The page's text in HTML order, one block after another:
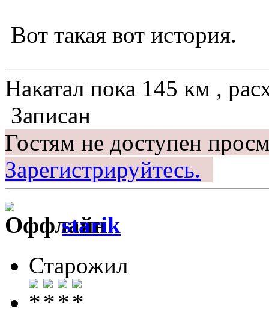
Вот такая вот история.
Накатал пока 145 км ,
Записан
Гостям не доступен
Зарегистрируйтесь.
starik
Старожил